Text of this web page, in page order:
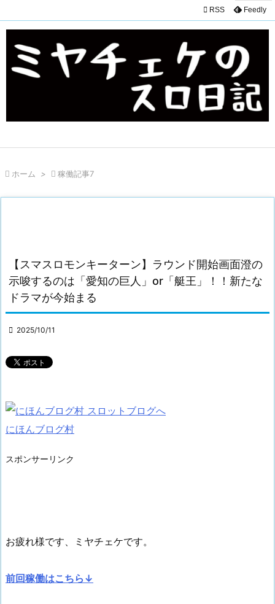
 RSS Feedly
 ホーム >  稼働記事7
【スマスロモンキーターン】ラウンド開始画面澄の
示唆するのは「愛知の巨人」or「艇王」！！新たな
ドラマが今始まる
 2025/10/11
にほんブログ村
スポンサーリンク
お疲れ様です、ミヤチェケです。
前回稼働はこちら↓